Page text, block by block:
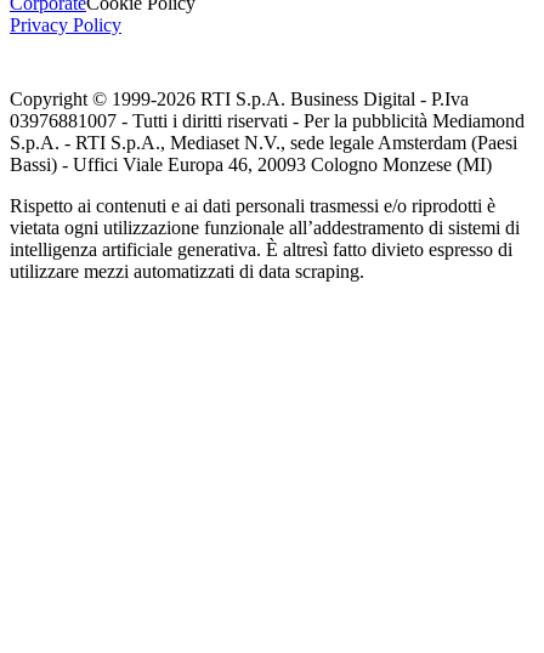
Privacy Policy
Copyright © 1999-2026 RTI S.p.A. Business Digital - P.Iva
03976881007 - Tutti i diritti riservati - Per la pubblicità Mediamond
S.p.A. - RTI S.p.A., Mediaset N.V., sede legale Amsterdam (Paesi
Bassi) - Uffici Viale Europa 46, 20093 Cologno Monzese (MI)
Rispetto ai contenuti e ai dati personali trasmessi e/o riprodotti è
vietata ogni utilizzazione funzionale all’addestramento di sistemi di
intelligenza artificiale generativa. È altresì fatto divieto espresso di
utilizzare mezzi automatizzati di data scraping.